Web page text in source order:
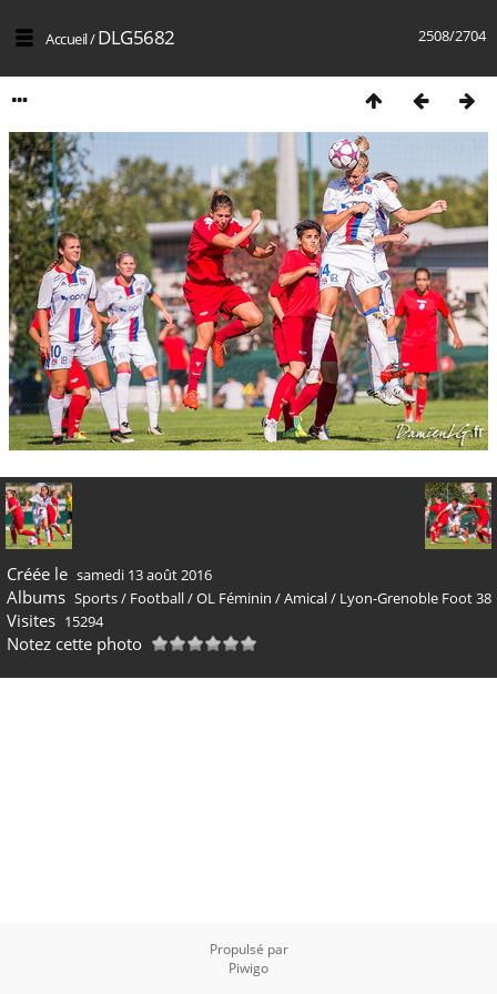
2508/2704
Accueil/DLG5682
Créée le samedi 13 août 2016
Albums Sports/ Football/OL Féminin /Amical/ Lyon-Grenoble Foot 38
Visites 15294
Notez cette photo
Propulsé par
Piwigo